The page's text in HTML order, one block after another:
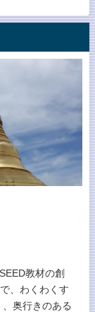
教材の創
、わくわくす
奥行きのある